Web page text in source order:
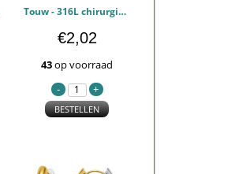
Touw - 316L chirurgisch roestvrij staal Oorbellen PCJW51297
€2,02
43op voorraad
BESTELLEN